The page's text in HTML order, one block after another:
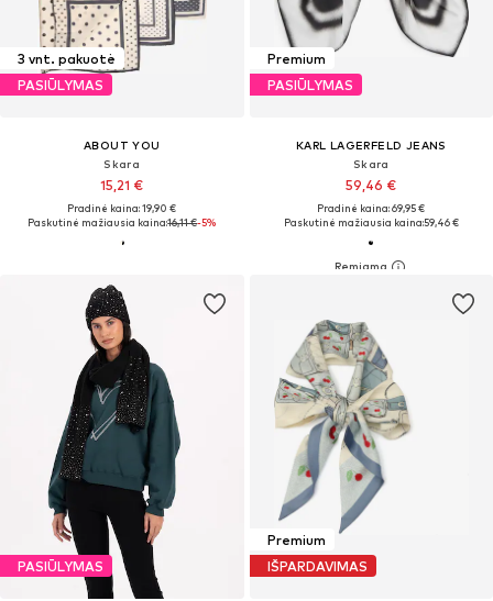
3 vnt. pakuotė
PASIŪLYMAS
ABOUT YOU
Skara
15,21 €
Pradinė kaina: 19,90 €
Paskutinė mažiausia kaina:16,11 €-5%
Premium
PASIŪLYMAS
KARL LAGERFELD JEANS
Skara
59,46 €
Pradinė kaina: 69,95 €
Paskutinė mažiausia kaina:59,46 €
PASIŪLYMAS
Premium
IŠPARDAVIMAS